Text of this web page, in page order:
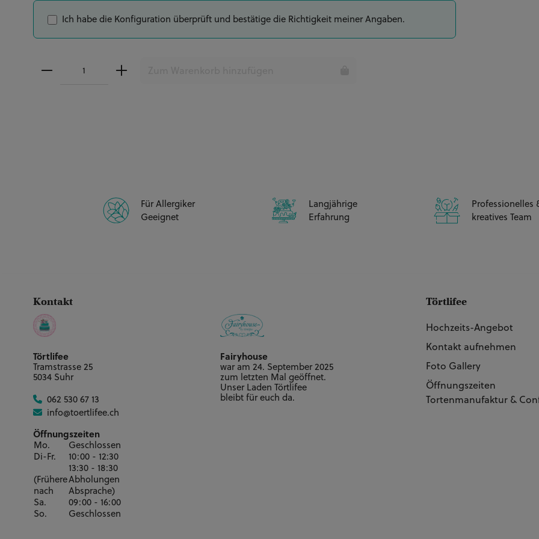
Zweistöckig 6" 15cm + 8" 20cm - 27 Personen / 35 Tortenstücke CHF 195.00**
mintgrün
pastell salbei
Ich habe die Konfiguration überprüft und bestätige die Richtigkeit meiner Angaben.
Für Allergiker
Geeignet
Langjährige
Erfahrung
Professionelles
kreatives Team
Kontakt
Törtlifee
Tramstrasse 25
5034 Suhr
062 530 67 13
info@toertlifee.ch
Öffnungszeiten
Mo.
Geschlossen
Di-Fr.
10:00 - 12:30
13:30 - 18:30
(FrühereAbholungen
nach
Absprache)
Sa.
09:00 - 16:00
So.
Geschlossen
Fairyhouse
war am 24. September 2025
zum letzten Mal geöffnet.
Unser Laden Törtlifee
bleibt für euch da.
Törtlifee
Hochzeits-Angebot
Kontakt aufnehmen
Foto Gallery
Öffnungszeiten
Tortenmanufaktur &